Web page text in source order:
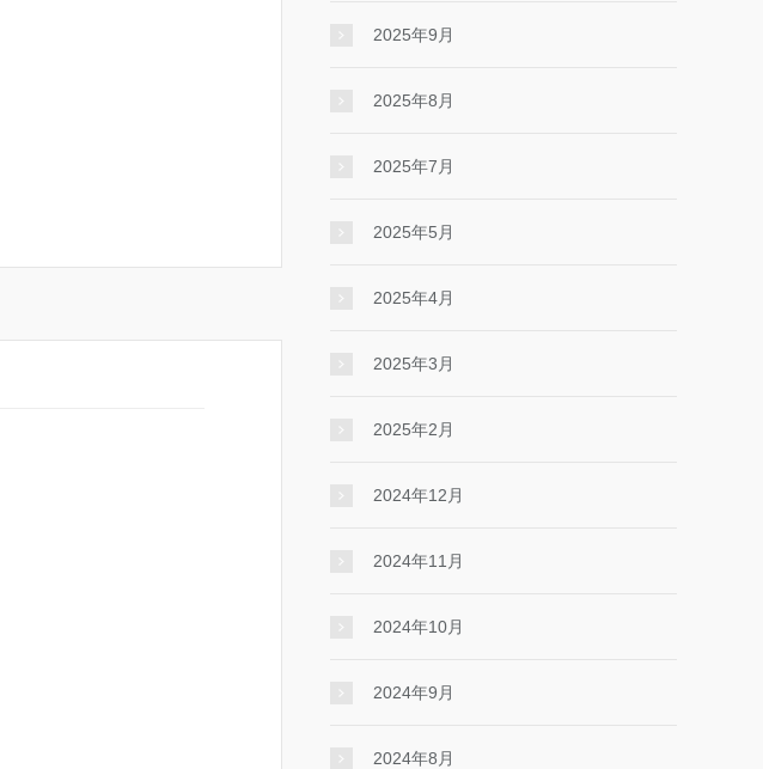
2025年9月
2025年8月
2025年7月
2025年5月
2025年4月
2025年3月
2025年2月
2024年12月
2024年11月
2024年10月
2024年9月
2024年8月